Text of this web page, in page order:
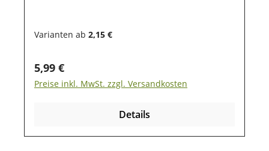
Alltag. Die ausgewählte Rezeptur eignet sich
und allergische Hunde. Aufgrund der Größe
können Sie auch wunderbar für Welpen
genutzt werden.
Nebenerzeugnisse (min 26% Kartoffel),
Fleisch und tierische Nebenerzeugnisse
Varianten ab 2,15 €
Regulärer Preis:
5,99 €
Preise inkl. MwSt. zzgl. Versandkosten
Details